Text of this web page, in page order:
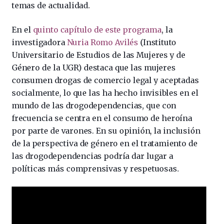
temas de actualidad.
En el quinto capítulo de este programa, la
investigadora Nuria Romo Avilés (Instituto
Universitario de Estudios de las Mujeres y de
Género de la UGR) destaca que las mujeres
consumen drogas de comercio legal y aceptadas
socialmente, lo que las ha hecho invisibles en el
mundo de las drogodependencias, que con
frecuencia se centra en el consumo de heroína
por parte de varones. En su opinión, la inclusión
de la perspectiva de género en el tratamiento de
las drogodependencias podría dar lugar a
políticas más comprensivas y respetuosas.